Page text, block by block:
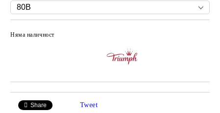
Няма наличност
Share Tweet